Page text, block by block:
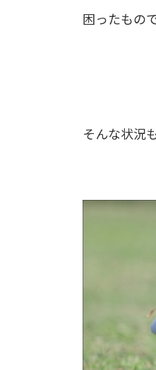
困ったもの
そんな状況